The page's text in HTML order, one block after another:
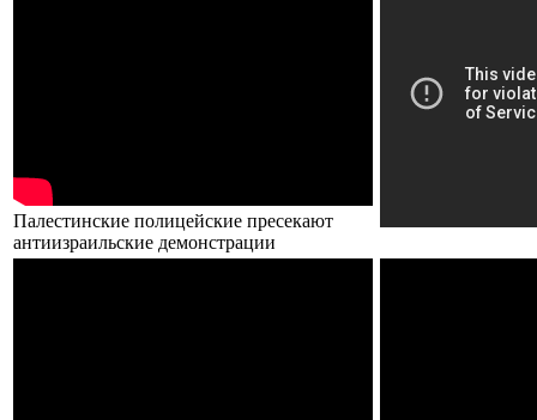
Палестинские полицейские пресекают
антиизраильские демонстрации